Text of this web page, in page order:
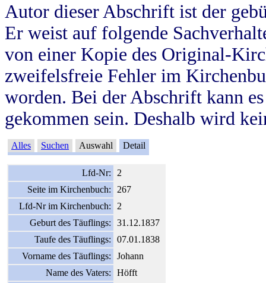
Autor dieser Abschrift ist der
Er weist auf folgende
von einer Kopie des Original-
zweifelsfreie Fehler im
worden. Bei der Abschrift kann
gekommen sein. Deshalb wird
Alles Suchen Auswahl Detail
Lfd-Nr:
2
Seite im Kirchenbuch:
267
Lfd-Nr im Kirchenbuch:
2
Geburt des Täuflings:
31.12.1837
Taufe des Täuflings:
07.01.1838
Vorname des Täuflings:
Johann
Name des Vaters:
Höfft